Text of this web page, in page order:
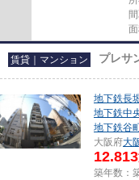
賃貸｜マンション プレサ
地下鉄長
地下鉄中
地下鉄谷
大阪府大
12.813
築年数：